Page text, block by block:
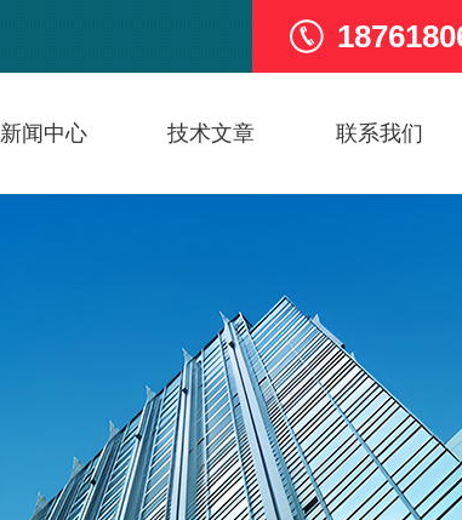
新闻中心 技术文章 联系我们